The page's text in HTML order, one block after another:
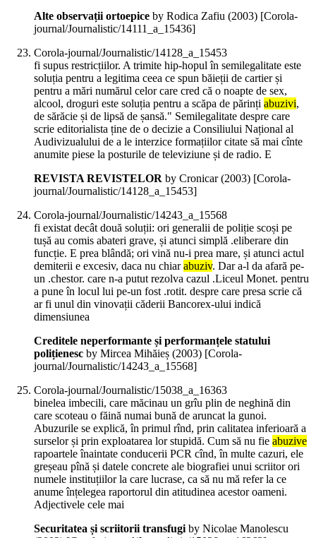
Alte observații ortoepice by Rodica Zafiu (2003) [Corola-
journal/Journalistic/14111_a_15436]
Corola-journal/Journalistic/14128_a_15453
fi supus restricțiilor. A trimite hip-hopul în semilegalitate este
soluția pentru a legitima ceea ce spun băieții de cartier și
pentru a mări numărul celor care cred că o noapte de sex,
alcool, droguri este soluția pentru a scăpa de părinți abuzivi,
de sărăcie și de lipsă de șansă." Semilegalitate despre care
scrie editorialista ține de o decizie a Consiliului Național al
Audivizualului de a le interzice formațiilor citate să mai cînte
anumite piese la posturile de televiziune și de radio. E
REVISTA REVISTELOR by Cronicar (2003) [Corola-
journal/Journalistic/14128_a_15453]
Corola-journal/Journalistic/14243_a_15568
fi existat decât două soluții: ori generalii de poliție scoși pe
tușă au comis abateri grave, și atunci simplă .eliberare din
funcție. E prea blândă; ori vină nu-i prea mare, și atunci actul
demiterii e excesiv, daca nu chiarabuziv. Dar a-l da afară pe-
un .chestor. care n-a putut rezolva cazul .Liceul Monet. pentru
a pune în locul lui pe-un fost .rotit. despre care presa scrie că
ar fi unul din vinovații căderii Bancorex-ului indică
dimensiunea
Creditele neperformante și performanțele statului
polițienesc by Mircea Mihăieș (2003) [Corola-
journal/Journalistic/14243_a_15568]
Corola-journal/Journalistic/15038_a_16363
binelea imbecili, care măcinau un grîu plin de neghină din
care scoteau o făină numai bună de aruncat la gunoi.
Abuzurile se explică, în primul rînd, prin calitatea inferioară a
surselor și prin exploatarea lor stupidă. Cum să nu fie abuzive
rapoartele înaintate conducerii PCR cînd, în multe cazuri, ele
greșeau pînă și datele concrete ale biografiei unui scriitor ori
numele instituțiilor la care lucrase, ca să nu mă refer la ce
anume înțelegea raportorul din atitudinea acestor oameni.
Adjectivele cele mai
Securitatea și scriitorii transfugiby Nicolae Manolescu